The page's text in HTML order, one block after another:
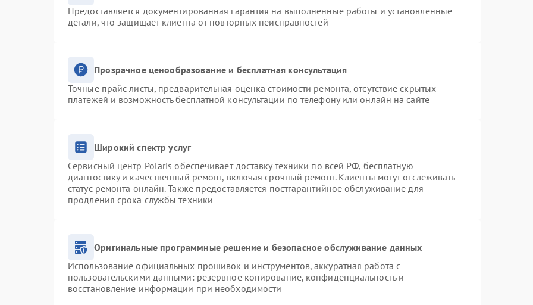
Предоставляется документированная гарантия на выполненные работы и установленные
детали, что защищает клиента от повторных неисправностей
Прозрачное ценообразование и бесплатная консультация
Точные прайс-листы, предварительная оценка стоимости ремонта, отсутствие скрытых
платежей и возможность бесплатной консультации по телефону или онлайн на сайте
Широкий спектр услуг
Сервисный центр Polaris обеспечивает доставку техники по всей РФ, бесплатную
диагностику и качественный ремонт, включая срочный ремонт. Клиенты могут отслеживать
статус ремонта онлайн. Также предоставляется постгарантийное обслуживание для
продления срока службы техники
Оригинальные программные решение и безопасное обслуживание данных
Использование официальных прошивок и инструментов, аккуратная работа с
пользовательскими данными: резервное копирование, конфиденциальность и
восстановление информации при необходимости